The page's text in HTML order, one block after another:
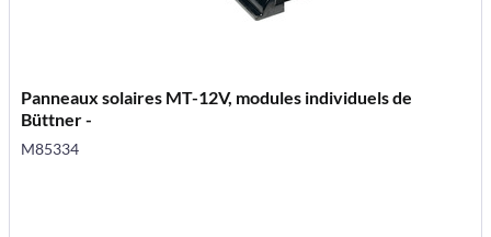
Panneaux solaires MT-12V, modules individuels de
Büttner -
M85334